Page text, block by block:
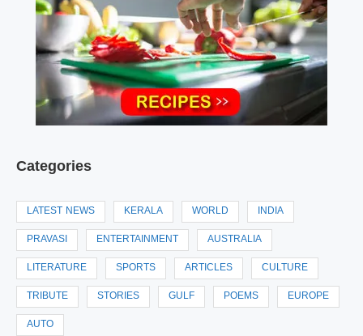
Categories
LATEST NEWS KERALA WORLD INDIA
PRAVASI ENTERTAINMENT AUSTRALIA
LITERATURE SPORTS ARTICLES CULTURE
TRIBUTE STORIES GULF POEMS EUROPE
AUTO